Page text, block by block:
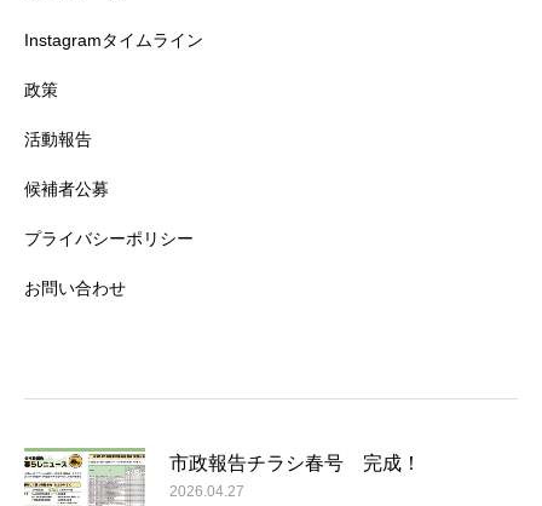
Instagramタイムライン
政策
活動報告
候補者公募
プライバシーポリシー
お問い合わせ
市政報告チラシ春号 完成！
2026.04.27